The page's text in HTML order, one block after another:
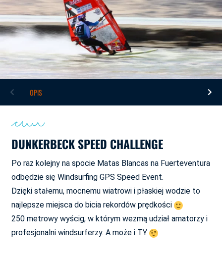
OPIS
DUNKERBECK SPEED CHALLENGE
Po raz kolejny na spocie Matas Blancas na Fuerteventura
odbędzie się Windsurfing GPS Speed Event.
Dzięki stałemu, mocnemu wiatrowi i płaskiej wodzie to
najlepsze miejsca do bicia rekordów prędkości
250 metrowy wyścig, w którym wezmą udział amatorzy i
profesjonalni windsurferzy. A może i TY